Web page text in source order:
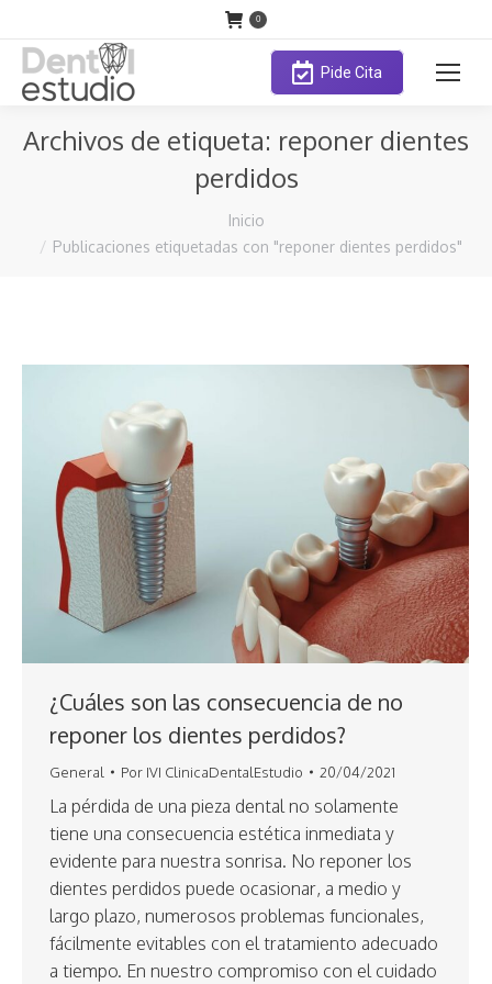
0
Pide Cita
Archivos de etiqueta: reponer dientes
perdidos
Inicio
Publicaciones etiquetadas con "reponer dientes perdidos"
¿Cuáles son las consecuencia de no
reponer los dientes perdidos?
General Por IVI ClinicaDentalEstudio 20/04/2021
La pérdida de una pieza dental no solamente
tiene una consecuencia estética inmediata y
evidente para nuestra sonrisa. No reponer los
dientes perdidos puede ocasionar, a medio y
largo plazo, numerosos problemas funcionales,
fácilmente evitables con el tratamiento adecuado
a tiempo. En nuestro compromiso con el cuidado